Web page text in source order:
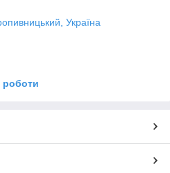
Україна
роботи